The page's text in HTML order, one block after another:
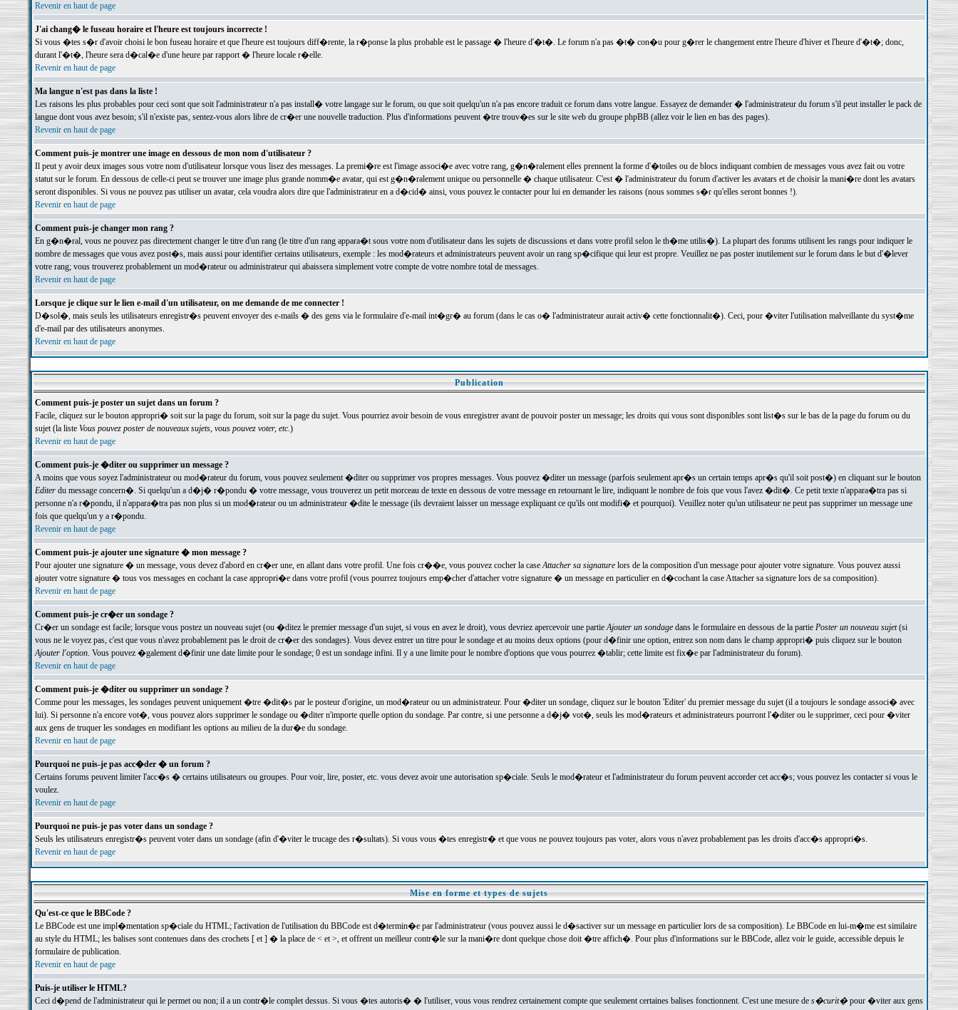
Revenir en haut de page
J'ai chang� le fuseau horaire et l'heure est toujours incorrecte !
Si vous �tes s�r d'avoir choisi le bon fuseau horaire et que l'heure est toujours diff�rente, la r�ponse la plus probable est le passage � l'heure d'�t�. Le forum n'a pas �t� con�u pour g�rer le changement entre l'heure d'hiver et l'heure d'�t�; donc,
durant l'�t�, l'heure sera d�cal�e d'une heure par rapport � l'heure locale r�elle.
Revenir en haut de page
Ma langue n'est pas dans la liste !
Les raisons les plus probables pour ceci sont que soit l'administrateur n'a pas install� votre langage sur le forum, ou que soit quelqu'un n'a pas encore traduit ce forum dans votre langue. Essayez de demander � l'administrateur du forum s'il peut installer le pack de
langue dont vous avez besoin; s'il n'existe pas, sentez-vous alors libre de cr�er une nouvelle traduction. Plus d'informations peuvent �tre trouv�es sur le site web du groupe phpBB (allez voir le lien en bas des pages).
Revenir en haut de page
Comment puis-je montrer une image en dessous de mon nom d'utilisateur ?
Il peut y avoir deux images sous votre nom d'utilisateur lorsque vous lisez des messages. La premi�re est l'image associ�e avec votre rang, g�n�ralement elles prennent la forme d'�toiles ou de blocs indiquant combien de messages vous avez fait ou votre
statut sur le forum. En dessous de celle-ci peut se trouver une image plus grande nomm�e avatar, qui est g�n�ralement unique ou personnelle � chaque utilisateur. C'est � l'administrateur du forum d'activer les avatars et de choisir la mani�re dont les avatars
seront disponibles. Si vous ne pouvez pas utiliser un avatar, cela voudra alors dire que l'administrateur en a d�cid� ainsi, vous pouvez le contacter pour lui en demander les raisons (nous sommes s�r qu'elles seront bonnes !).
Revenir en haut de page
Comment puis-je changer mon rang ?
En g�n�ral, vous ne pouvez pas directement changer le titre d'un rang (le titre d'un rang appara�t sous votre nom d'utilisateur dans les sujets de discussions et dans votre profil selon le th�me utilis�). La plupart des forums utilisent les rangs pour indiquer le
nombre de messages que vous avez post�s, mais aussi pour identifier certains utilisateurs, exemple : les mod�rateurs et administrateurs peuvent avoir un rang sp�cifique qui leur est propre. Veuillez ne pas poster inutilement sur le forum dans le but d'�lever
votre rang; vous trouverez probablement un mod�rateur ou administrateur qui abaissera simplement votre compte de votre nombre total de messages.
Revenir en haut de page
Lorsque je clique sur le lien e-mail d'un utilisateur, on me demande de me connecter !
D�sol�, mais seuls les utilisateurs enregistr�s peuvent envoyer des e-mails � des gens via le formulaire d'e-mail int�gr� au forum (dans le cas o� l'administrateur aurait activ� cette fonctionnalit�). Ceci, pour �viter l'utilisation malveillante du syst�me
d'e-mail par des utilisateurs anonymes.
Revenir en haut de page
Publication
Comment puis-je poster un sujet dans un forum ?
Facile, cliquez sur le bouton appropri� soit sur la page du forum, soit sur la page du sujet. Vous pourriez avoir besoin de vous enregistrer avant de pouvoir poster un message; les droits qui vous sont disponibles sont list�s sur le bas de la page du forum ou du
sujet (la liste Vous pouvez poster de nouveaux sujets, vous pouvez voter, etc.)
Revenir en haut de page
Comment puis-je �diter ou supprimer un message ?
A moins que vous soyez l'administrateur ou mod�rateur du forum, vous pouvez seulement �diter ou supprimer vos propres messages. Vous pouvez �diter un message (parfois seulement apr�s un certain temps apr�s qu'il soit post�) en cliquant sur le bouton
Editerdu message concern�. Si quelqu'un a d�j� r�pondu � votre message, vous trouverez un petit morceau de texte en dessous de votre message en retournant le lire, indiquant le nombre de fois que vous l'avez �dit�. Ce petit texte n'appara�tra pas si
personne n'a r�pondu, il n'appara�tra pas non plus si un mod�rateur ou un administrateur �dite le message (ils devraient laisser un message expliquant ce qu'ils ont modifi� et pourquoi). Veuillez noter qu'un utilisateur ne peut pas supprimer un message une
fois que quelqu'un y a r�pondu.
Revenir en haut de page
Comment puis-je ajouter une signature � mon message ?
Pour ajouter une signature � un message, vous devez d'abord en cr�er une, en allant dans votre profil. Une fois cr��e, vous pouvez cocher la caseAttacher sa signaturelors de la composition d'un message pour ajouter votre signature. Vous pouvez aussi
ajouter votre signature � tous vos messages en cochant la case appropri�e dans votre profil (vous pourrez toujours emp�cher d'attacher votre signature � un message en particulier en d�cochant la case Attacher sa signature lors de sa composition).
Revenir en haut de page
Comment puis-je cr�er un sondage ?
Cr�er un sondage est facile; lorsque vous postez un nouveau sujet (ou �ditez le premier message d'un sujet, si vous en avez le droit), vous devriez apercevoir une partieAjouter un sondagedans le formulaire en dessous de la partie Poster un nouveau sujet(si
vous ne le voyez pas, c'est que vous n'avez probablement pas le droit de cr�er des sondages). Vous devez entrer un titre pour le sondage et au moins deux options (pour d�finir une option, entrez son nom dans le champ appropri� puis cliquez sur le bouton
Ajouter l'option. Vous pouvez �galement d�finir une date limite pour le sondage; 0 est un sondage infini. Il y a une limite pour le nombre d'options que vous pourrez �tablir; cette limite est fix�e par l'administrateur du forum).
Revenir en haut de page
Comment puis-je �diter ou supprimer un sondage ?
Comme pour les messages, les sondages peuvent uniquement �tre �dit�s par le posteur d'origine, un mod�rateur ou un administrateur. Pour �diter un sondage, cliquez sur le bouton 'Editer' du premier message du sujet (il a toujours le sondage associ� avec
lui). Si personne n'a encore vot�, vous pouvez alors supprimer le sondage ou �diter n'importe quelle option du sondage. Par contre, si une personne a d�j� vot�, seuls les mod�rateurs et administrateurs pourront l'�diter ou le supprimer, ceci pour �viter
aux gens de truquer les sondages en modifiant les options au milieu de la dur�e du sondage.
Revenir en haut de page
Pourquoi ne puis-je pas acc�der � un forum ?
Certains forums peuvent limiter l'acc�s � certains utilisateurs ou groupes. Pour voir, lire, poster, etc. vous devez avoir une autorisation sp�ciale. Seuls le mod�rateur et l'administrateur du forum peuvent accorder cet acc�s; vous pouvez les contacter si vous le
voulez.
Revenir en haut de page
Pourquoi ne puis-je pas voter dans un sondage ?
Seuls les utilisateurs enregistr�s peuvent voter dans un sondage (afin d'�viter le trucage des r�sultats). Si vous vous �tes enregistr� et que vous ne pouvez toujours pas voter, alors vous n'avez probablement pas les droits d'acc�s appropri�s.
Revenir en haut de page
Mise en forme et types de sujets
Qu'est-ce que le BBCode ?
Le BBCode est une impl�mentation sp�ciale du HTML; l'activation de l'utilisation du BBCode est d�termin�e par l'administrateur (vous pouvez aussi le d�sactiver sur un message en particulier lors de sa composition). Le BBCode en lui-m�me est similaire
au style du HTML; les balises sont contenues dans des crochets [ et ] � la place de < et >, et offrent un meilleur contr�le sur la mani�re dont quelque chose doit �tre affich�. Pour plus d'informations sur le BBCode, allez voir le guide, accessible depuis le
formulaire de publication.
Revenir en haut de page
Puis-je utiliser le HTML?
Ceci d�pend de l'administrateur qui le permet ou non; il a un contr�le complet dessus. Si vous �tes autoris� � l'utiliser, vous vous rendrez certainement compte que seulement certaines balises fonctionnent. C'est une mesure de s�curit�pour �viter aux gens